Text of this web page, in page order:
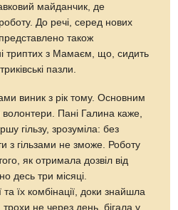
майданчик, де
До речі, серед нових
також
триптих з Мамаєм, що, сидить
пазли.
виник з рік тому. Основним
Пані Галина каже,
гільзу, зрозуміла: без
з гільзами не зможе. Роботу
як отримала дозвіл від
десь три місяці.
їх комбінації, доки знайшла
не через день, бігала у